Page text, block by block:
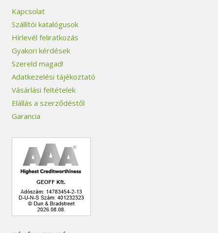
Kapcsolat
Szállítói katalógusok
Hírlevél feliratkozás
Gyakori kérdések
Szereld magad!
Adatkezelési tájékoztató
Vásárlási feltételek
Elállás a szerződéstől
Garancia